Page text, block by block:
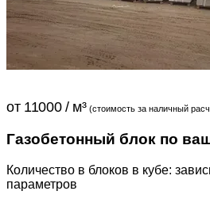
от 11000 / м³ (стоимость за наличный
Газобетонный блок по
Количество в блоков в кубе:
параметров